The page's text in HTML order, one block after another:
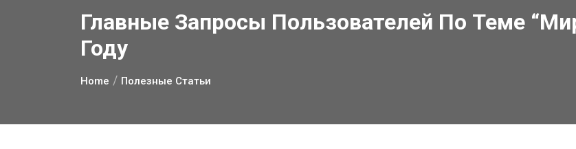
Главные Запросы Пользователей По Теме
Году
Home Полезные Статьи